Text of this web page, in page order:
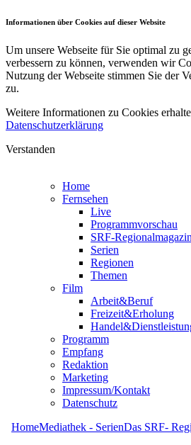
Informationen über Cookies auf dieser Website
Um unsere Webseite für Sie optimal zu
verbessern zu können, verwenden wir
Nutzung der Webseite stimmen Sie der
zu.
Weitere Informationen zu Cookies
Datenschutzerklärung
Verstanden
Home
Fernsehen
Live
Programmvorschau
SRF-Regionalmagazin
Serien
Regionen
Themen
Film
Arbeit&Beruf
Freizeit&Erholung
Programm
Empfang
Redaktion
Marketing
Impressum/Kontakt
Datenschutz
HomeMediathek - SerienDas SRF-